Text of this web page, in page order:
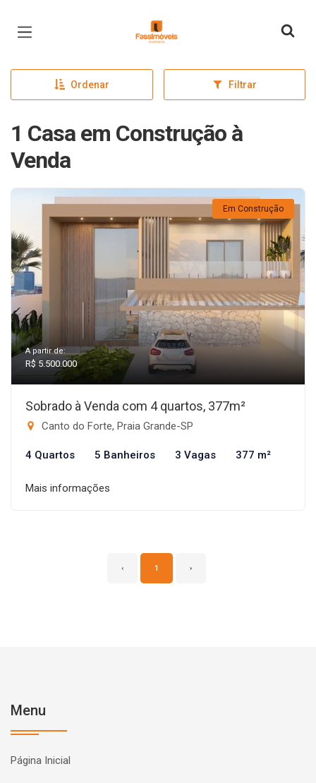
Página inicial
Ordenar Filtrar
1 Casa em Construção à
Venda
Em Construção
A partir de:
R$ 5.500.000
Sobrado à Venda com 4 quartos, 377m²
Canto do Forte, Praia Grande-SP
4 Quartos 5 Banheiros 3 Vagas 377 m²
Mais informações
‹ 1 ›
Menu
Página Inicial